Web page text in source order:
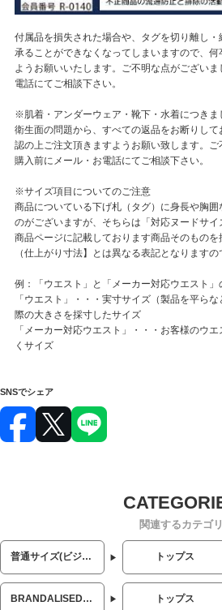
付属品を損失された場合や、タグを切り離し
承ることができなくなってしまいますので、
ようお願いいたします。ご不明な点がござい
電話にてご相談下さい。
※肌着・アンダーウェア・靴下・水着につきま
衛生面の問題から、すべての返品をお断りし
認の上ご注文頂きますようお願い致します。
購入前にメール・お電話にてご相談下さい。
※サイズ項目についてのご注意
商品についている下げ札（タグ）に身長や胸
のがございますが、そちらは「対応ヌードサ
商品ページに記載しております商品そのもの
（仕上がり寸法】とは異なる表記となりますの
例：「ウエスト」と「メーカー対応ウエスト」
「ウエスト」・・・実寸サイズ（製品を平ら
際の大きさを採寸したサイズ
「メーカー対応ウエスト」・・・お客様のウ
くサイズ
SNSでシェア
関連するカテゴリ
普通サイズ(ビジネス・カジュアル) トップス
BRANDALISED (ブランダライズド) トップス